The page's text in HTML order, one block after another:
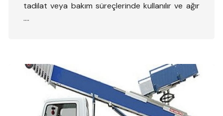
tadilat veya bakım süreçlerinde kullanılır ve ağır
….